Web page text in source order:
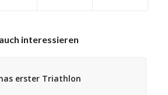
interessieren
erster Triathlon